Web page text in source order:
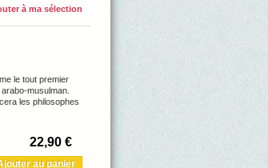
à ma sélection
le tout premier
musulman.
les philosophes
22,90 €
au panier